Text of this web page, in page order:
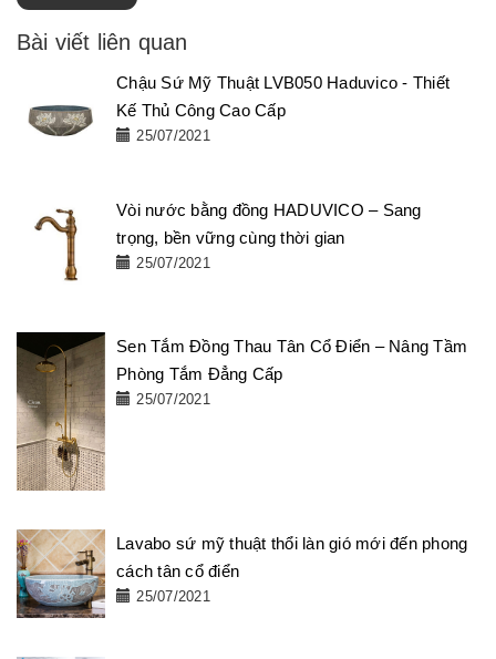
Bài viết liên quan
Chậu Sứ Mỹ Thuật LVB050 Haduvico - Thiết
Kế Thủ Công Cao Cấp
25/07/2021
Vòi nước bằng đồng HADUVICO – Sang
trọng, bền vững cùng thời gian
25/07/2021
Sen Tắm Đồng Thau Tân Cổ Điển – Nâng Tầm
Phòng Tắm Đẳng Cấp
25/07/2021
Lavabo sứ mỹ thuật thổi làn gió mới đến phong
cách tân cổ điển
25/07/2021